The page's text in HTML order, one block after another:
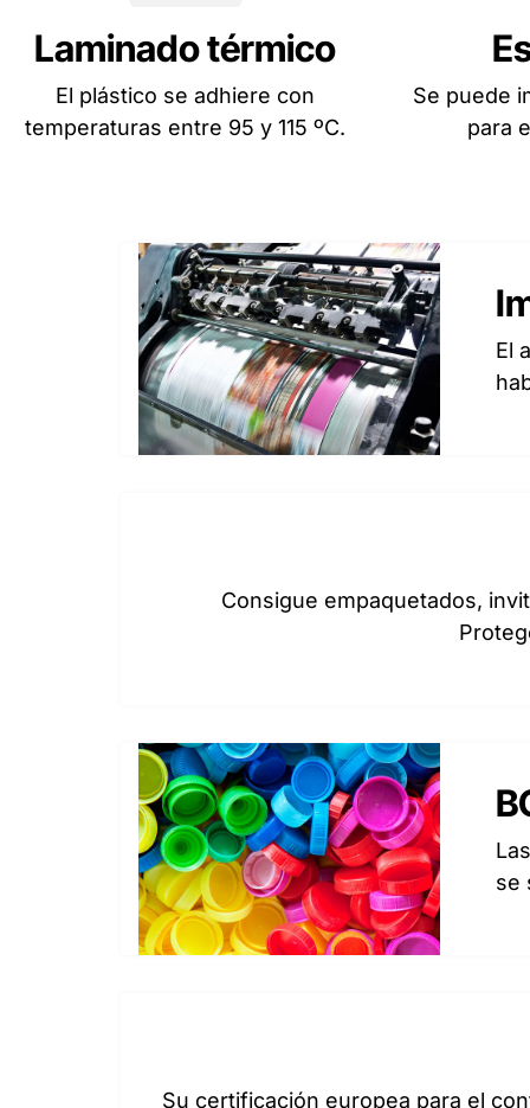
Laminado térmico
El plástico se adhiere con
temperaturas entre 95 y 115 ºC.
Se puede
para
El
Consigue empaquetados,
se
Su certificación europea para el